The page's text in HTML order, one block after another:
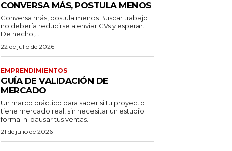
CONVERSA MÁS, POSTULA MENOS
Conversa más, postula menos Buscar trabajo
no debería reducirse a enviar CVs y esperar.
De hecho,...
22 de julio de 2026
EMPRENDIMIENTOS
GUÍA DE VALIDACIÓN DE
MERCADO
Un marco práctico para saber si tu proyecto
tiene mercado real, sin necesitar un estudio
formal ni pausar tus ventas.
21 de julio de 2026